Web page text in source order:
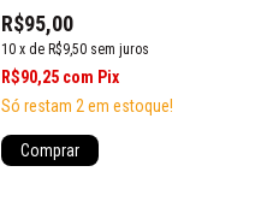
R$95,00
10 x de R$9,50 sem juros
R$90,25 com Pix
Só restam 2 em estoque!